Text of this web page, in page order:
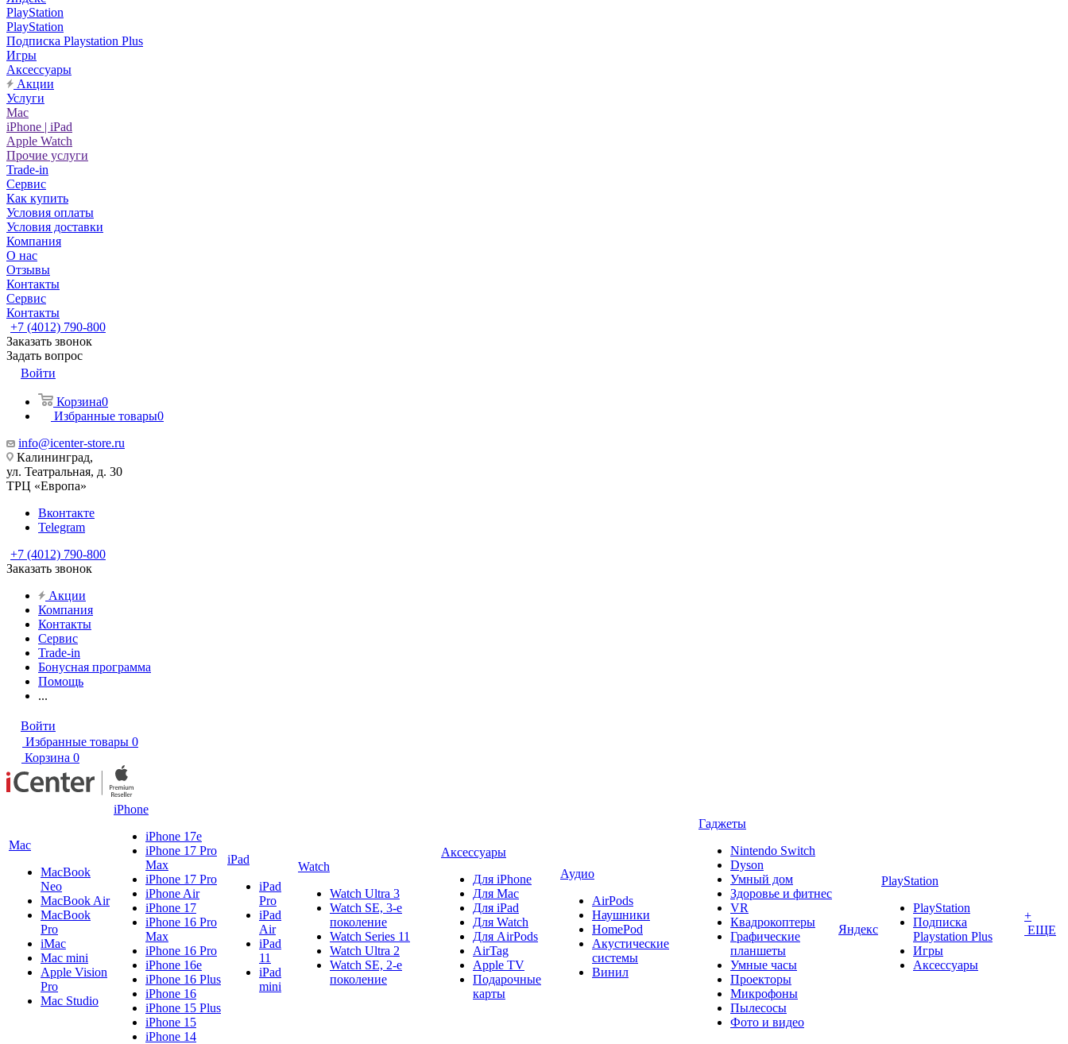
PlayStation
PlayStation
Подписка Playstation Plus
Игры
Аксессуары
Акции
Услуги
Mac
iPhone | iPad
Apple Watch
Прочие услуги
Trade-in
Сервис
Как купить
Условия оплаты
Условия доставки
Компания
О нас
Отзывы
Контакты
Сервис
Контакты
+7 (4012) 790-800
Заказать звонок
Задать вопрос
Войти
Корзина0
Избранные товары0
info@icenter-store.ru
Калининград,
ул. Театральная, д. 30
ТРЦ «Европа»
Вконтакте
Telegram
+7 (4012) 790-800
Заказать звонок
Акции
Компания
Контакты
Сервис
Trade-in
Бонусная программа
Помощь
...
Войти
Избранные товары 0
Корзина 0
Mac
MacBook
Neo
MacBook Air
MacBook
Pro
iMac
Mac mini
Apple Vision
Pro
Mac Studio
iPhone
iPhone 17e
iPhone 17 Pro
Max
iPhone 17 Pro
iPhone Air
iPhone 17
iPhone 16 Pro
Max
iPhone 16 Pro
iPhone 16e
iPhone 16 Plus
iPhone 16
iPhone 15 Plus
iPhone 15
iPhone 14
iPad
iPad
Pro
iPad
Air
iPad
11
iPad
mini
Watch
Watch Ultra 3
Watch SE, 3-е
поколение
Watch Series 11
Watch Ultra 2
Watch SE, 2-е
поколение
Аксессуары
Для iPhone
Для Mac
Для iPad
Для Watch
Для AirPods
AirTag
Apple TV
Подарочные
карты
Аудио
AirPods
Наушники
HomePod
Акустические
системы
Винил
Гаджеты
Nintendo Switch
Dyson
Умный дом
Здоровье и фитнес
VR
Квадрокоптеры
Графические
планшеты
Умные часы
Проекторы
Микрофоны
Пылесосы
Фото и видео
Яндекс
PlayStation
PlayStation
Подписка
Playstation Plus
Игры
Аксессуары
+
ЕЩЕ